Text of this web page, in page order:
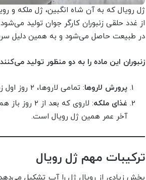
ژل رویال که به آن شاه انگبین، ژل ملکه و
از غدد حلقی زنبوران کارگر جوان تولید
در طبیعت حاصل می‌شود و به همین دلیل
زنبوران این ماده را به دو منظور تولید
پرورش لاروها: تمامی لاروها، ۲ روز اول زندگی خود را از ژل رویال تغذیه می‌کنند.
غذای ملکه
: لاروی که
آخر عمر همین ژل رویال است.
ترکیبات مهم ژل رویال